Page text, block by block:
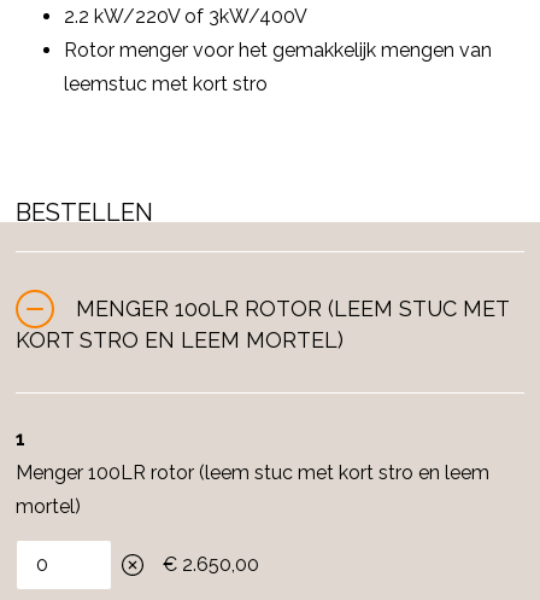
2.2 kW/220V of 3kW/400V
Rotor menger voor het gemakkelijk mengen van
leemstuc met kort stro
BESTELLEN
MENGER 100LR ROTOR (LEEM STUC MET
KORT STRO EN LEEM MORTEL)
1
Menger 100LR rotor (leem stuc met kort stro en leem
mortel)
€ 2.650,00